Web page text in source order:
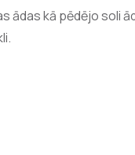
kā pēdējo soli